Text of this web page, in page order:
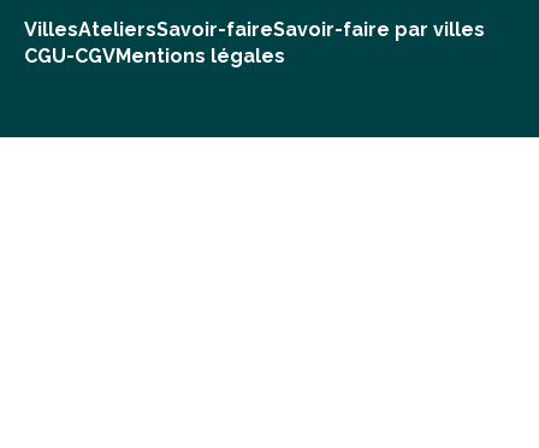
VillesAteliersSavoir-faireSavoir-faire par villes
CGU-CGVMentions légales